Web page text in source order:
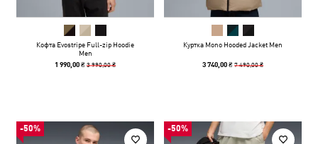
Кофта Evostripe Full-zip Hoodie
Men
1 990,00 ₴3 990,00 ₴
Куртка Mono Hooded Jacket Men
3 740,00 ₴7 490,00 ₴
-50% -50%